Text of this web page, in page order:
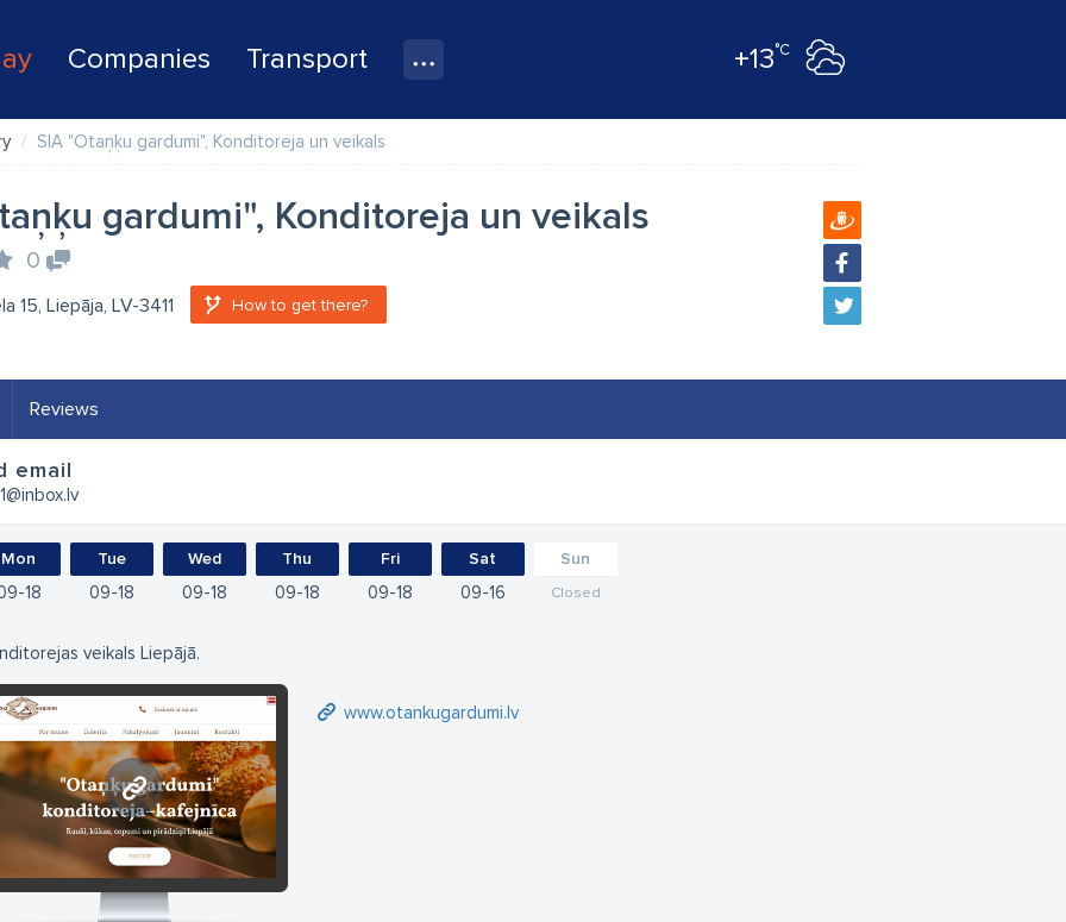
Companies Transport +13°C
SIA "Otaņķu gardumi", Konditoreja un veikals
gardumi", Konditoreja un veikals
0
15, Liepāja, LV-3411 How to get there?
Reviews
email
Mon
18
Tue
09 18
Wed
09 18
Thu
09 18
Fri
09 18
Sat
09 16
Sun
Closed
veikals Liepājā.
www.otankugardumi.lv
www.otankugardumi.lv